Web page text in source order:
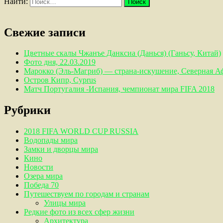
Свежие записи
Цветные скалы Чжанъе Данксиа (Данься) (Ганьсу, Китай)
Фото дня, 22.03.2019
Марокко (Эль-Магриб) — страна-искушение, Северная
Остров Кипр, Cyprus
Матч Португалия -Испания, чемпионат мира FIFA 2018
Рубрики
2018 FIFA WORLD CUP RUSSIA
Водопады мира
Замки и дворцы мира
Кино
Новости
Озера мира
Победа 70
Путешествуем по городам и странам
Улицы мира
Редкие фото из всех сфер жизни
Архитектура